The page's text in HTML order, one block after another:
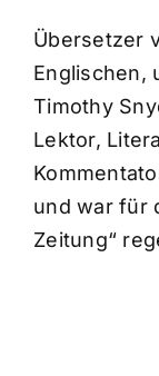
Übersetzer
Englischen,
Timothy
Lektor,
und war für
Zeitung“